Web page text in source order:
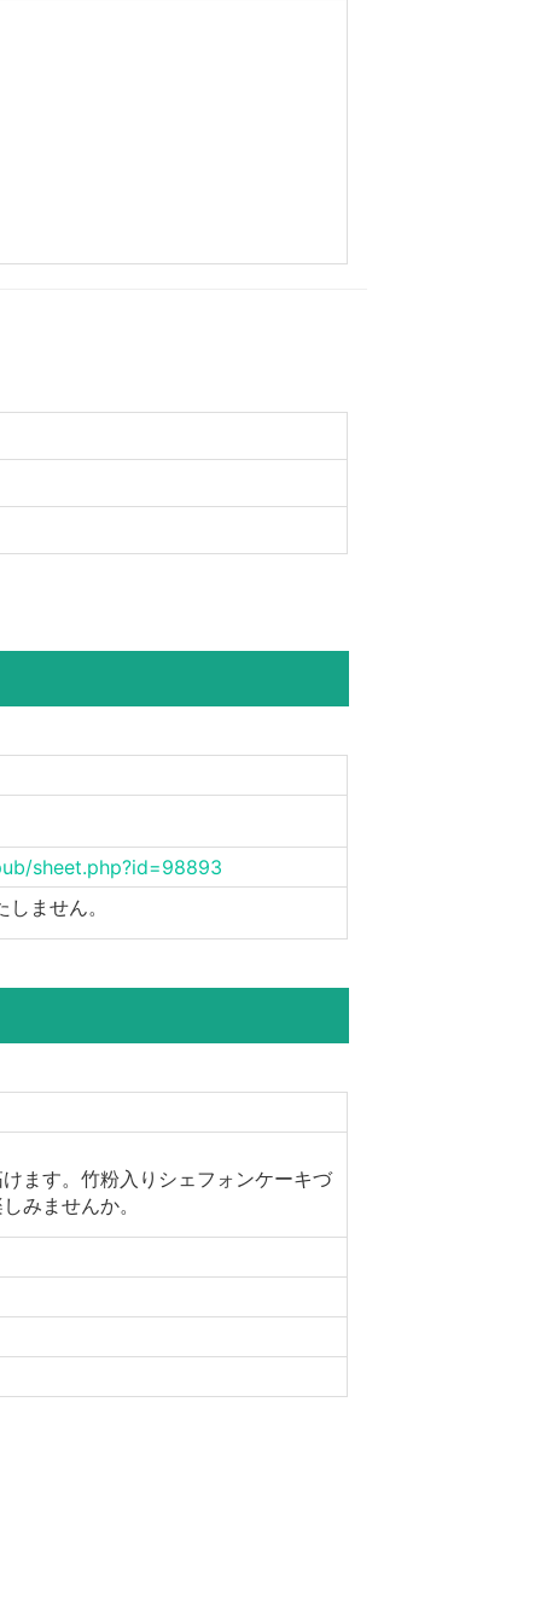
sheet.php?id=98893
ません。
ます。竹粉入りシェフォンケーキづ
みませんか。